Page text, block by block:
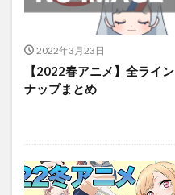
2022年3月23日
【2022春アニメ】全ライン
ナップまとめ